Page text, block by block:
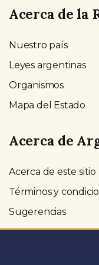
Acerca de la
Nuestro país
Leyes argentinas
Organismos
Mapa del Estado
Acerca de
Acerca de este sitio
Términos y
Sugerencias